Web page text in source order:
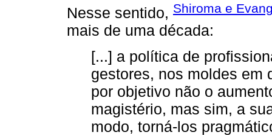
Nesse sentido, Shiroma e
mais de uma década:
[...] a política de
gestores, nos moldes em
por objetivo não o
magistério, mas sim, a
modo, torná-los